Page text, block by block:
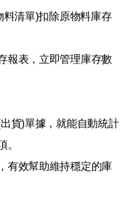
清單)扣除原物料庫存
報表，立即管理庫存數
貨)單據，就能自動統計
。
有效幫助維持穩定的庫